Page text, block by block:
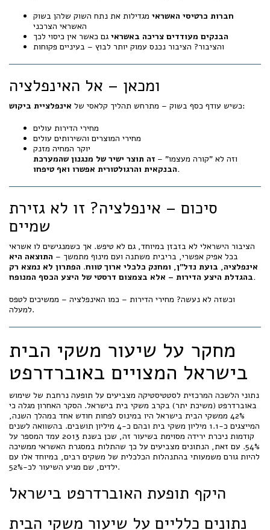
חברות כרטיסי האשראי מגדילות את נתח השוק שלהן בשוק
האשראי הצרכני
הבנקים מעודדים צריכה באשראי גם כאשר אין כיסוי לכך
והציבור? הציבור נכנס עמוק יותר לבוץ – בעיניים פקוחות
ומכאן – אל האינפלציה
כשיש עודף כסף בשוק – מתרחש תהליך קלאסי של אינפלציית ביקוש
:
מחירי הדירות עולים
מחירי המוצרים והשירותים עולים
יוקר המחיה מזנק
וזה לא "קורה מעצמו" – זה תוצר ישיר של מנגנון שהמערכת
הבנקאית והרגולטורית אפשרו ואף טיפחו.
סיכום – אינפלציה? זו לא גזירת
שמיים
הציבור הישראלי לא בזבזן במיוחד, גם לא טיפש. אך כשמנגישים לו אשראי
בכל אפיק אפשרי, בריבית משתנה ועם מינוף מתמשך – התוצאה היא
אינפלציה, בועת נדל"ן, ומחנק כלכלי ארוך טווח. הפתרון לא נמצא רק
בהגדלת היצע הדירות – אלא בצמצום דרסטי של היצע הכסף המנופח.
וכשזה לא נעשה? מחירי הדירות – כמו האינפלציה – ממשיכים לטפס
למעלה.
מחקר על שיעור משקי הבית
בישראל המצויים באוברדרפט
נתוני הלשכה המרכזית לסטטיסטיקה מצביעים על תופעה נרחבת של שימוש
באוברדרפט (משיכת יתר) בקרב משקי בית בישראל. הסקר האחרון מגלה כי
42% ממשקי הבית בישראל היו במינוס לפחות חודש אחד במהלך השנה,
המייצגים כ-1.1 מיליון משקי בית ובהם כ-4 מיליון תושבים. בהשוואה לשנים
קודמות ניכרת ירידה מסוימת בשיעור זה, שכן בשנת 2013 עמד המספר על
54%. עם זאת, הנתונים מצביעים על כך שהתלות במסגרת האשראי ממשיכה
להיות גורם משמעותי בהתנהלות הכלכלית של משקים רבים, במיוחד אלו עם
ילדים, שם מגיע השיעור לכ-52%.
היקף תופעת האוברדרפט בישראל
נתונים כלליים על שיעור משקי הבית